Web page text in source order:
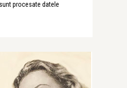
procesate datele